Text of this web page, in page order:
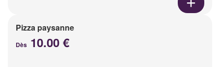
Pizza paysanne
Dès 10.00 €